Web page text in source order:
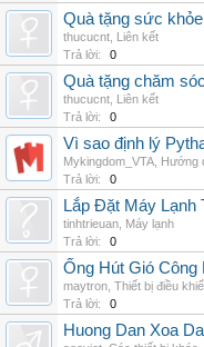
Quà tặng sức
thucucnt Liên kết
Trả lời:
0
Quà tặng chăm
thucucnt Liên kết
Trả lời:
0
Vì sao định lý
Mykingdom_VTA Hướng
Trả lời:
0
Lắp Đặt Máy Lạnh
tinhtrieuan Máy lạnh
Trả lời:
0
Ống Hút Gió
maytron Thiết bị điều
Trả lời:
0
Huong Dan Xoa